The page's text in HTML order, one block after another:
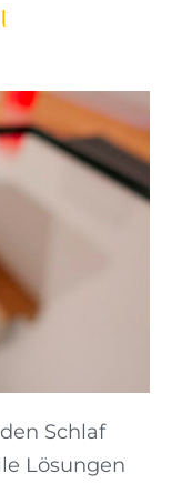
Schlaf
Lösungen